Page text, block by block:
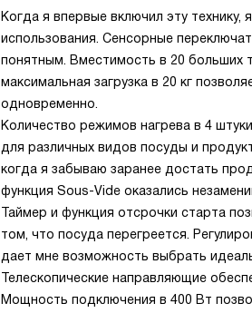
Когда я впервые включил эту
использования. Сенсорные
понятным. Вместимость в 20 больших
максимальная загрузка в 20 кг
одновременно.
Количество режимов нагрева в 4
для различных видов посуды и
когда я забываю заранее достать
функция Sous-Vide оказались
Таймер и функция отсрочки старта
том, что посуда перегреется.
дает мне возможность выбрать
Телескопические направляющие
Мощность подключения в 400 Вт